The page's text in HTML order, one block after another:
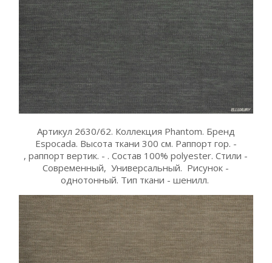
Артикул 2630/62. Коллекция Phantom. Бренд
Espocada. Высота ткани 300 см. Раппорт гор. -
, раппорт вертик. - . Состав 100% polyester. Стили -
Современный, Универсальный. Рисунок -
однотонный. Тип ткани - шенилл.